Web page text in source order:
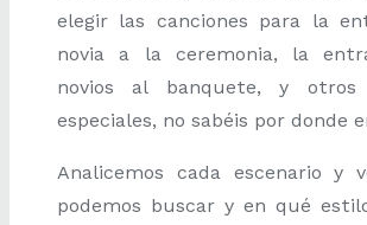
elegir las canciones para la
novia a la ceremonia, la
novios al banquete, y otros
especiales, no sabéis por donde
Analicemos cada escenario y
podemos buscar y en qué